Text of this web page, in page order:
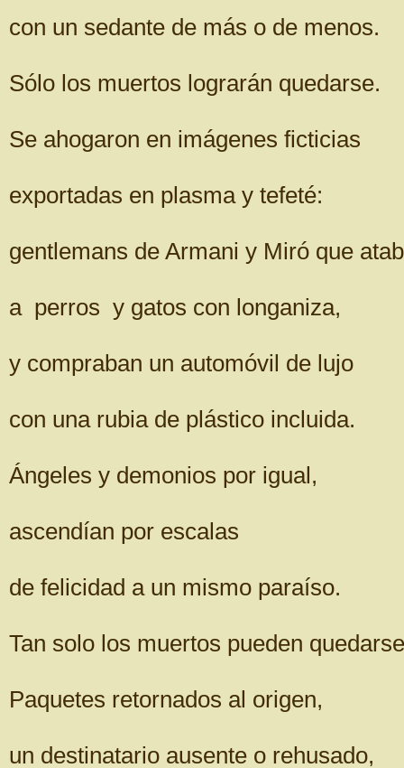
con un sedante de más o de menos.
Sólo los muertos lograrán quedarse.
Se ahogaron en imágenes ficticias
exportadas en plasma y tefeté:
gentlemans de Armani y Miró que
a perros y gatos con longaniza,
y compraban un automóvil de lujo
con una rubia de plástico incluida.
Ángeles y demonios por igual,
ascendían por escalas
de felicidad a un mismo paraíso.
Tan solo los muertos pueden
Paquetes retornados al origen,
un destinatario ausente o rehusado,